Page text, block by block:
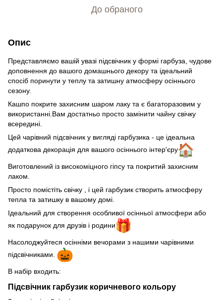
До обраного
Опис
Представляємо вашій увазі підсвічник у формі гарбуза, чудове
доповнення до вашого домашнього декору та ідеальний
спосіб поринути у теплу та затишну атмосферу осіннього
сезону.
Кашпо покрите захисним шаром лаку та є багаторазовим у
використанні.Вам достатньо просто замінити чайну свічку
всередині.
Цей чарівний підсвічник у вигляді гарбузика - це ідеальна
додаткова декорація для вашого осіннього інтер'єру
Виготовлений із високоміцного гіпсу та покритий захисним
лаком.
Просто помістіть свічку , і цей гарбузик створить атмосферу
тепла та затишку в вашому домі.
Ідеальний для створення особливої осінньої атмосфери або
як подарунок для друзів і родини
Насолоджуйтеся осінніми вечорами з нашими чарівними
підсвічниками.
В набір входить:
Підсвічник гарбузик коричневого кольору